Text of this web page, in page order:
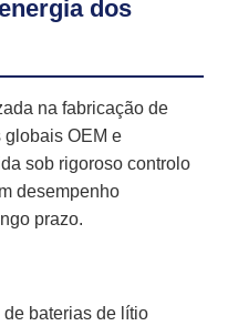
dos
na fabricação de
globais OEM e
sob rigoroso controlo
desempenho
prazo.
baterias de lítio